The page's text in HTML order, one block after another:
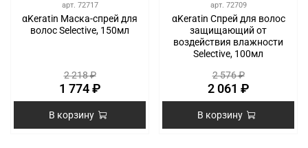
арт. 72717
αKeratin Маска-спрей для
волос Selective, 150мл
2 218 ₽
1 774 ₽
В корзину
арт. 72709
αKeratin Спрей для волос
защищающий от
воздействия влажности
Selective, 100мл
2 576 ₽
2 061 ₽
В корзину